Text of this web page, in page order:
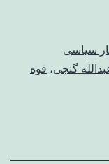
سیاسی
گنجی، قوه